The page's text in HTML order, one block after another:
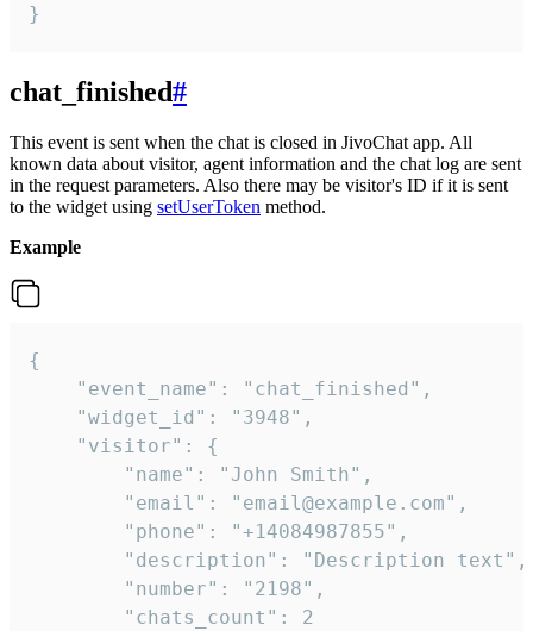
}
chat_finished#
This event is sent when the chat is closed in JivoChat app. All
known data about visitor, agent information and the chat log are sent
in the request parameters. Also there may be visitor's ID if it is sent
to the widget using setUserToken method.
Example
{
    "event_name": "chat_finished",
    "widget_id": "3948",
    "visitor": {
        "name": "John Smith",
        "email": "email@example.com",
        "phone": "+14084987855",
        "description": "Description text",
        "number": "2198",
        "chats_count": 2